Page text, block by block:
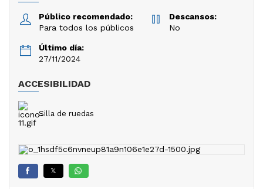
Público recomendado:
Para todos los públicos
Descansos:
No
Último día:
27/11/2024
ACCESIBILIDAD
Silla de ruedas
𝕏